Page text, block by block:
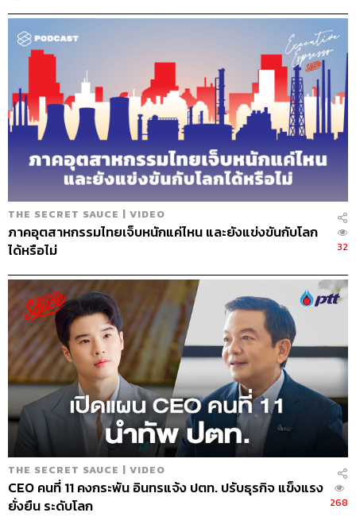
THE SECRET SAUCE | VIDEO
ภาคอุตสาหกรรมไทยเจ็บหนักแค่ไหน และยังแข่งขันกับโลก
ได้หรือไม่
32
THE SECRET SAUCE | VIDEO
CEO คนที่ 11 คงกระพัน อินทรแจ้ง ปตท. ปรับธุรกิจ แข็งแรง
ยั่งยืน ระดับโลก
268